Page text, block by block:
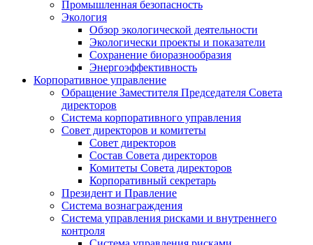
Промышленная безопасность
Экология
Обзор экологической деятельности
Экологически проекты и показатели
Сохранение биоразнообразия
Энергоэффективность
Корпоративное управление
Обращение Заместителя Председателя Совета
директоров
Система корпоративного управления
Совет директоров и комитеты
Совет директоров
Состав Совета директоров
Комитеты Совета директоров
Корпоративный секретарь
Президент и Правление
Система вознаграждения
Система управления рисками и внутреннего
контроля